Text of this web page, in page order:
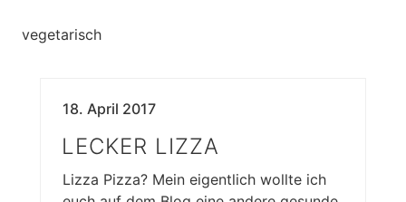
vegetarisch
18. April 2017
LECKER LIZZA
Lizza Pizza? Mein eigentlich wollte ich